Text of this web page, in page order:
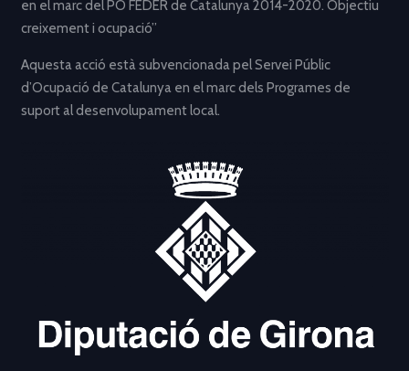
en el marc del PO FEDER de Catalunya 2014-2020. Objectiu
creixement i ocupació”
Aquesta acció està subvencionada pel Servei Públic
d’Ocupació de Catalunya en el marc dels Programes de
suport al desenvolupament local.